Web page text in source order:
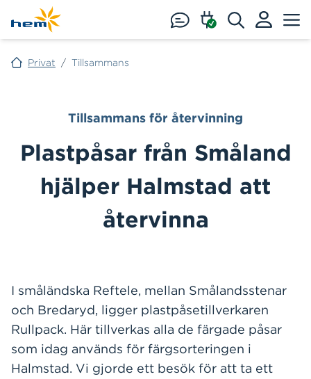
Hoppa till huvudinnehåll
Privat / Tillsammans
Tillsammans för återvinning
Plastpåsar från Småland
hjälper Halmstad att
återvinna
I småländska Reftele, mellan Smålandsstenar
och Bredaryd, ligger plastpåsetillverkaren
Rullpack. Här tillverkas alla de färgade påsar
som idag används för färgsorteringen i
Halmstad. Vi gjorde ett besök för att ta ett